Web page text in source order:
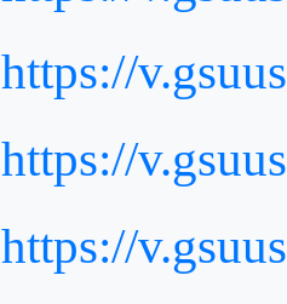
https://
https://
https://